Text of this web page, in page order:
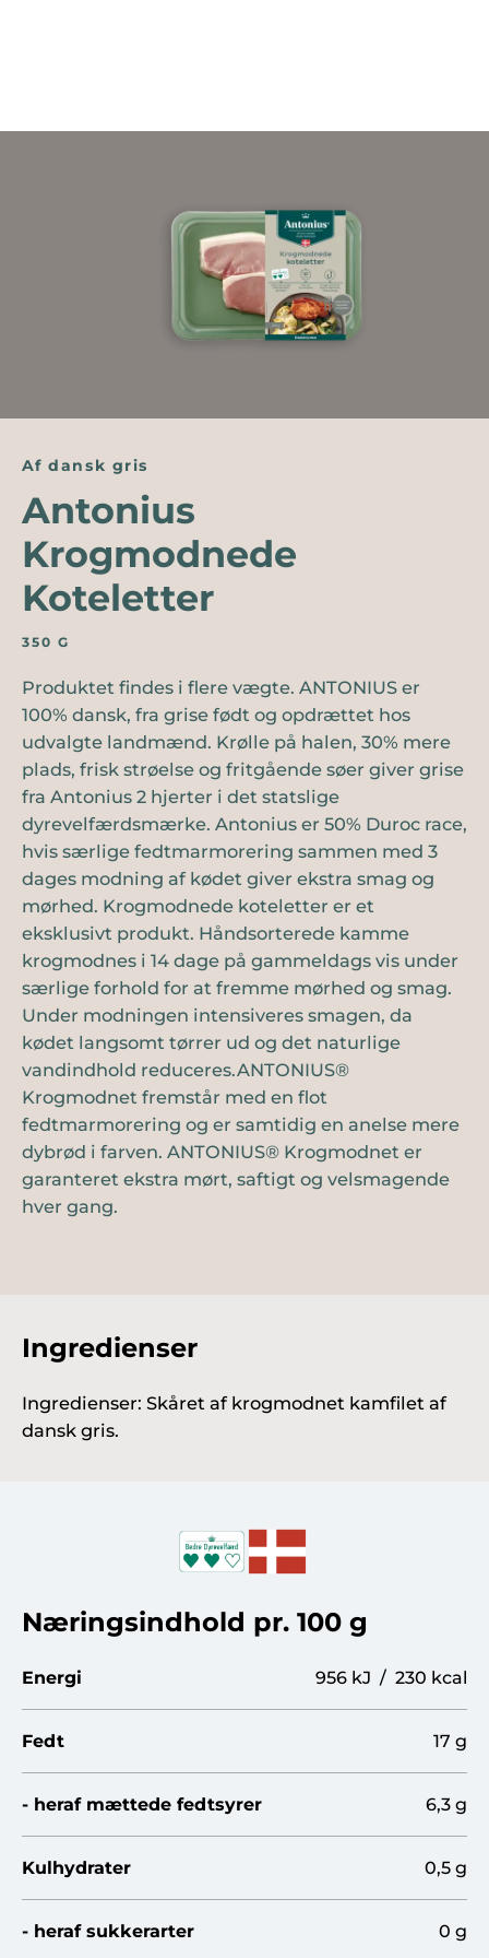
Af dansk gris
Antonius
Krogmodnede
Koteletter
350 G
Produktet findes i flere vægte. ANTONIUS er
100% dansk, fra grise født og opdrættet hos
udvalgte landmænd. Krølle på halen, 30% mere
plads, frisk strøelse og fritgående søer giver grise
fra Antonius 2 hjerter i det statslige
dyrevelfærdsmærke. Antonius er 50% Duroc race,
hvis særlige fedtmarmorering sammen med 3
dages modning af kødet giver ekstra smag og
mørhed. Krogmodnede koteletter er et
eksklusivt produkt. Håndsorterede kamme
krogmodnes i 14 dage på gammeldags vis under
særlige forhold for at fremme mørhed og smag.
Under modningen intensiveres smagen, da
kødet langsomt tørrer ud og det naturlige
vandindhold reduceres.ANTONIUS®
Krogmodnet fremstår med en flot
fedtmarmorering og er samtidig en anelse mere
dybrød i farven. ANTONIUS® Krogmodnet er
garanteret ekstra mørt, saftigt og velsmagende
hver gang.
Næringsindhold pr. 100 g
Energi 956 kJ / 230 kcal
Fedt 17 g
- heraf mættede fedtsyrer 6,3 g
Kulhydrater 0,5 g
- heraf sukkerarter 0 g
Ingredienser
Ingredienser: Skåret af krogmodnet kamfilet af
dansk gris.